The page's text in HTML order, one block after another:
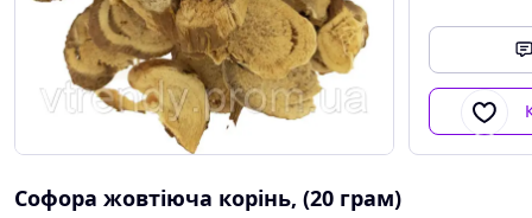
Софора жовтіюча корінь, (20 грам)